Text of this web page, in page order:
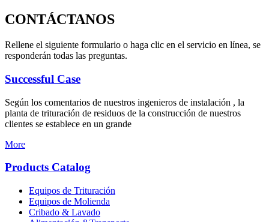
CONTÁCTANOS
Rellene el siguiente formulario o haga clic en el servicio en línea, se
responderán todas las preguntas.
Successful Case
Según los comentarios de nuestros ingenieros de instalación , la
planta de trituración de residuos de la construcción de nuestros
clientes se establece en un grande
More
Products Catalog
Equipos de Trituración
Equipos de Molienda
Cribado & Lavado